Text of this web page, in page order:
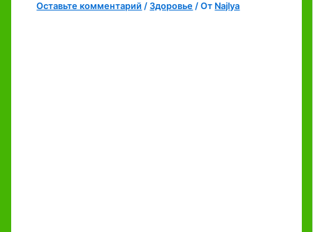
Оставьте комментарий /Здоровье / От Najlya